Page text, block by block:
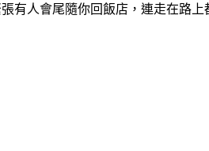
有人會尾隨你回飯店，連走在路上